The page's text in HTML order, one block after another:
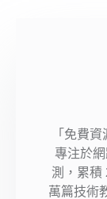
「免費
專注於
測，累積
萬篇技術